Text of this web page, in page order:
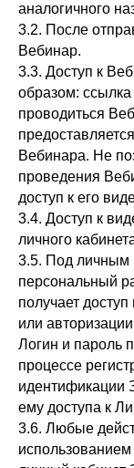
аналогичного
3.2. После
Вебинар.
3.3. Доступ к
образом: ссылка
проводиться
Вебинара. Не
проведения
доступ к его
3.4. Доступ к
личного
3.5. Под личным
персональный
получает
или
Логин и пароль
процессе
идентификации
ему доступа к
3.6. Любые